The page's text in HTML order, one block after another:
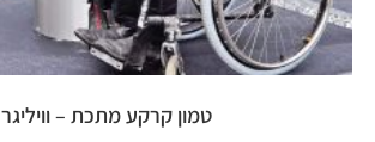
טמון קרקע מתכת – וויליגר